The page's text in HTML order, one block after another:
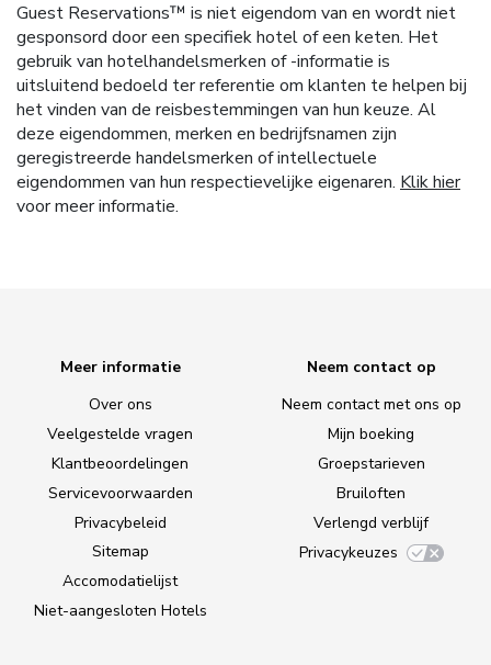
Guest Reservations™ is niet eigendom van en wordt niet
gesponsord door een specifiek hotel of een keten. Het
gebruik van hotelhandelsmerken of -informatie is
uitsluitend bedoeld ter referentie om klanten te helpen bij
het vinden van de reisbestemmingen van hun keuze. Al
deze eigendommen, merken en bedrijfsnamen zijn
geregistreerde handelsmerken of intellectuele
eigendommen van hun respectievelijke eigenaren. Klik hier
voor meer informatie.
Meer informatie
Over ons
Veelgestelde vragen
Klantbeoordelingen
Servicevoorwaarden
Privacybeleid
Sitemap
Accomodatielijst
Niet-aangesloten Hotels
Neem contact op
Neem contact met ons op
Mijn boeking
Groepstarieven
Bruiloften
Verlengd verblijf
Privacykeuzes